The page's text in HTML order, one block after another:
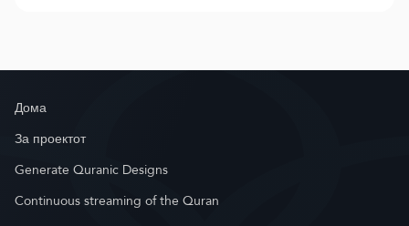
Дома
За проектот
Generate Quranic Designs
Continuous streaming of the Quran